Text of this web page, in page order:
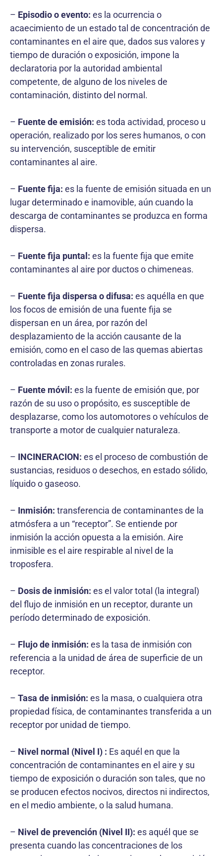
– Episodio o evento: es la ocurrencia o
acaecimiento de un estado tal de concentración de
contaminantes en el aire que, dados sus valores y
tiempo de duración o exposición, impone la
declaratoria por la autoridad ambiental
competente, de alguno de los niveles de
contaminación, distinto del normal.
– Fuente de emisión: es toda actividad, proceso u
operación, realizado por los seres humanos, o con
su intervención, susceptible de emitir
contaminantes al aire.
– Fuente fija: es la fuente de emisión situada en un
lugar determinado e inamovible, aún cuando la
descarga de contaminantes se produzca en forma
dispersa.
– Fuente fija puntal: es la fuente fija que emite
contaminantes al aire por ductos o chimeneas.
– Fuente fija dispersa o difusa: es aquélla en que
los focos de emisión de una fuente fija se
dispersan en un área, por razón del
desplazamiento de la acción causante de la
emisión, como en el caso de las quemas abiertas
controladas en zonas rurales.
– Fuente móvil: es la fuente de emisión que, por
razón de su uso o propósito, es susceptible de
desplazarse, como los automotores o vehículos de
transporte a motor de cualquier naturaleza.
– INCINERACION: es el proceso de combustión de
sustancias, residuos o desechos, en estado sólido,
líquido o gaseoso.
– Inmisión: transferencia de contaminantes de la
atmósfera a un “receptor”. Se entiende por
inmisión la acción opuesta a la emisión. Aire
inmisible es el aire respirable al nivel de la
troposfera.
– Dosis de inmisión: es el valor total (la integral)
del flujo de inmisión en un receptor, durante un
período determinado de exposición.
– Flujo de inmisión: es la tasa de inmisión con
referencia a la unidad de área de superficie de un
receptor.
– Tasa de inmisión: es la masa, o cualquiera otra
propiedad física, de contaminantes transferida a un
receptor por unidad de tiempo.
– Nivel normal (Nivel I) : Es aquél en que la
concentración de contaminantes en el aire y su
tiempo de exposición o duración son tales, que no
se producen efectos nocivos, directos ni indirectos,
en el medio ambiente, o la salud humana.
– Nivel de prevención (Nivel II): es aquél que se
presenta cuando las concentraciones de los